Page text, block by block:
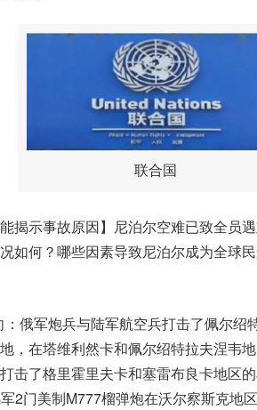
联合国
揭示事故原因】尼泊尔空难已致全员
如何？哪些因素导致尼泊尔成为全球
俄军炮兵与陆军航空兵打击了佩尔绍
，在塔维利然卡和佩尔绍特拉夫涅韦
击了格里霍里夫卡和塞雷布良卡地区的
2门美制M777榴弹炮在沃尔察斯克地